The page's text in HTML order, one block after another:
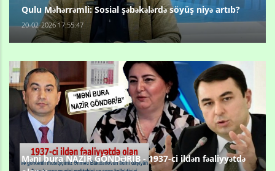
Qulu Məhərrəmli: Sosial şəbəkələrdə söyüş niyə artıb?
20-02-2026 17:55:47
Məni bura NAZİR GÖNDƏRİB - 1937-ci ildən fəaliyyətdə